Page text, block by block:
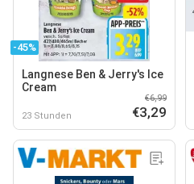
-45%
Langnese Ben & Jerry's Ice
Cream
23 Stunden
€6,99
€3,29